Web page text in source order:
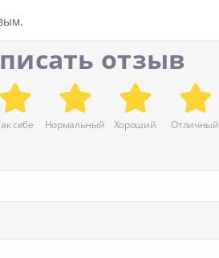
отзыв
себе Нормальный Хороший Отличный